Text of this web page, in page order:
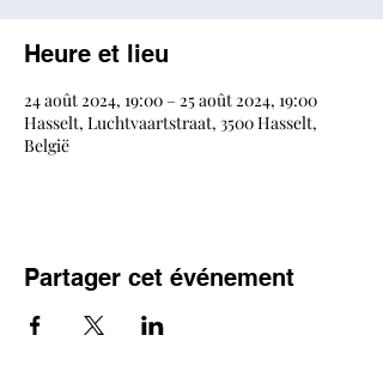
Heure et lieu
24 août 2024, 19:00 – 25 août 2024, 19:00
Hasselt, Luchtvaartstraat, 3500 Hasselt,
België
Partager cet événement